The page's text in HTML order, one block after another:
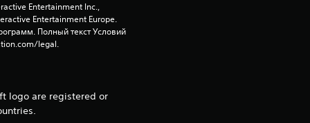
Entertainment Inc.,
Entertainment Europe.
Полный текст Условий
legal.
logo are registered or